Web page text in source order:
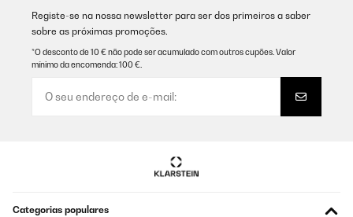
Registe-se na nossa newsletter para ser dos primeiros a saber
sobre as próximas promoções.
*O desconto de 10 € não pode ser acumulado com outros cupões. Valor
mínimo da encomenda: 100 €.
Categorias populares